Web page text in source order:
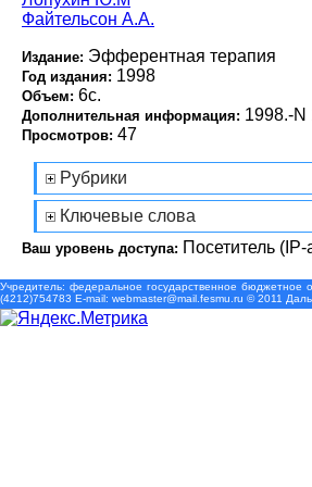
Файтельсон А.А.
Издание: Эфферентная терапия
Год издания: 1998
Объем: 6с.
Дополнительная информация: 1998.-N
Просмотров: 47
Рубрики
Ключевые слова
Ваш уровень доступа: Посетитель
Учредитель: федеральное государственное бюджетное
(4212)754783 Е-mail: webmaster@mail.fesmu.ru © 2011